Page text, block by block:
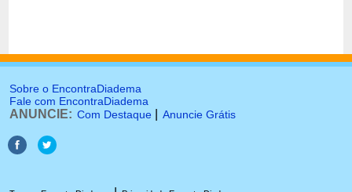
Sobre o EncontraDiadema
Fale com EncontraDiadema
ANUNCIE: Com Destaque Anuncie Grátis